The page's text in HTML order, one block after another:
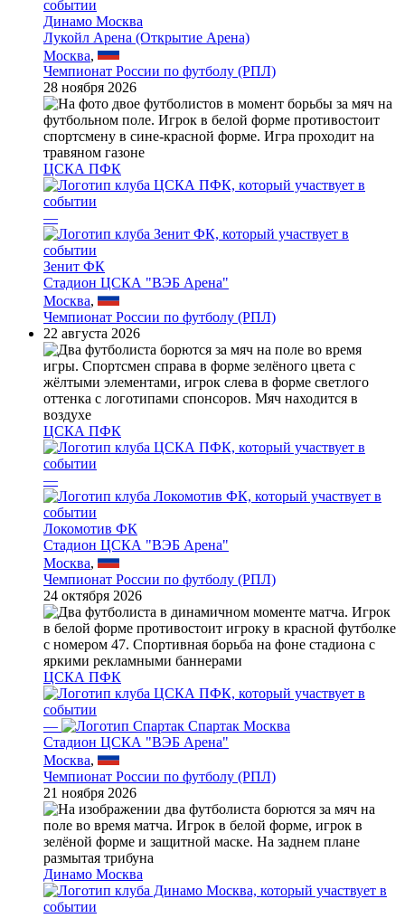
Динамо Москва
Лукойл Арена (Открытие Арена)
Москва,
Чемпионат России по футболу (РПЛ)
28 ноября 2026
ЦСКА ПФК
—
Зенит ФК
Стадион ЦСКА "ВЭБ Арена"
Москва,
Чемпионат России по футболу (РПЛ)
22 августа 2026
ЦСКА ПФК
—
Локомотив ФК
Стадион ЦСКА "ВЭБ Арена"
Москва,
Чемпионат России по футболу (РПЛ)
24 октября 2026
ЦСКА ПФК
—
Спартак Москва
Стадион ЦСКА "ВЭБ Арена"
Москва,
Чемпионат России по футболу (РПЛ)
21 ноября 2026
Динамо Москва